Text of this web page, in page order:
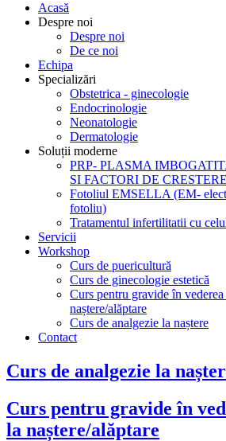
Acasă
Despre noi
Despre noi
De ce noi
Echipa
Specializări
Obstetrica - ginecologie
Endocrinologie
Neonatologie
Dermatologie
Soluții moderne
PRP- PLASMA
SI FACTORI DE CRESTERE
Fotoliul EMSELLA (EM-
fotoliu)
Tratamentul infertilitatii cu
Servicii
Workshop
Curs de puericultură
Curs de ginecologie estetică
Curs pentru gravide în vederea
naștere/alăptare
Curs de analgezie la naștere
Contact
Curs de analgezie la
Curs pentru gravide în
la naștere/alăptare